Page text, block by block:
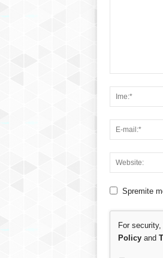
Spremite
For
Policyand